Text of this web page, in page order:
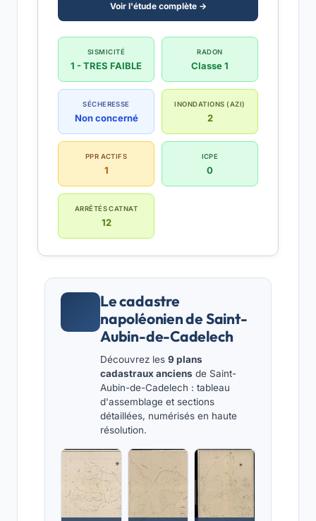
Voir l'étude complète →
SISMICITÉ
1 - TRES FAIBLE
RADON
Classe 1
SÉCHERESSE
Non concerné
INONDATIONS (AZI)
2
PPR ACTIFS
1
ICPE
0
ARRÊTÉS CATNAT
12
Le cadastre
napoléonien de Saint-
Aubin-de-Cadelech
Découvrez les 9 plans
cadastraux anciens de Saint-
Aubin-de-Cadelech : tableau
d'assemblage et sections
détaillées, numérisés en haute
résolution.